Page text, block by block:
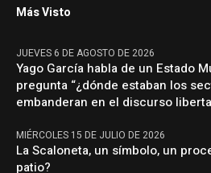
Más Visto
JUEVES 6 DE AGOSTO DE 2026
Yago García habla de un Estado
pregunta “¿dónde estaban los
embanderan en el discurso
MIÉRCOLES 15 DE JULIO DE 2026
La Scaloneta, un símbolo, un
patio?